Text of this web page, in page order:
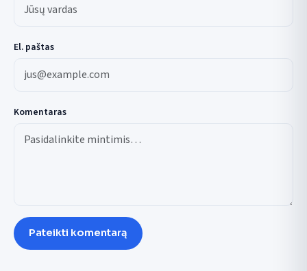
El. paštas
Komentaras
Pateikti komentarą